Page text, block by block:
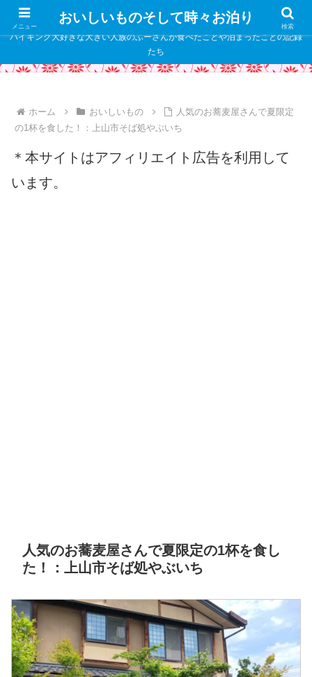
" />
バイキング大好きな大きい人族のふーさんが食べたことや泊まったことの記録
たち
ホーム おいしいもの
人気のお蕎麦屋さんで夏限定
の1杯を食した！：上山市そば処やぶいち
＊本サイトはアフィリエイト広告を利用して
います。
人気のお蕎麦屋さんで夏限定の1杯を食し
た！：上山市そば処やぶいち
メニュー
おいしいものそして時々お泊り
検索